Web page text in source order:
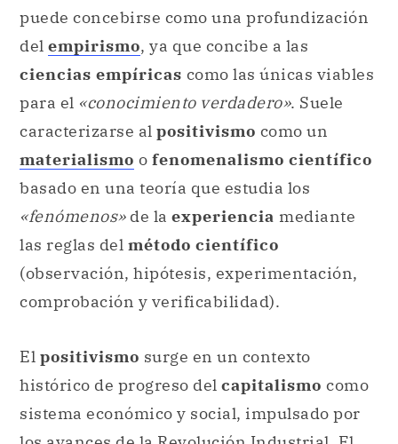
puede concebirse como una profundización
del empirismo, ya que concibe a las
ciencias empíricas como las únicas viables
para el «conocimiento verdadero». Suele
caracterizarse al positivismo como un
materialismo o fenomenalismo científico
basado en una teoría que estudia los
«fenómenos»de la experiencia mediante
las reglas del método científico
(observación, hipótesis, experimentación,
comprobación y verificabilidad).
El positivismo surge en un contexto
histórico de progreso del capitalismo como
sistema económico y social, impulsado por